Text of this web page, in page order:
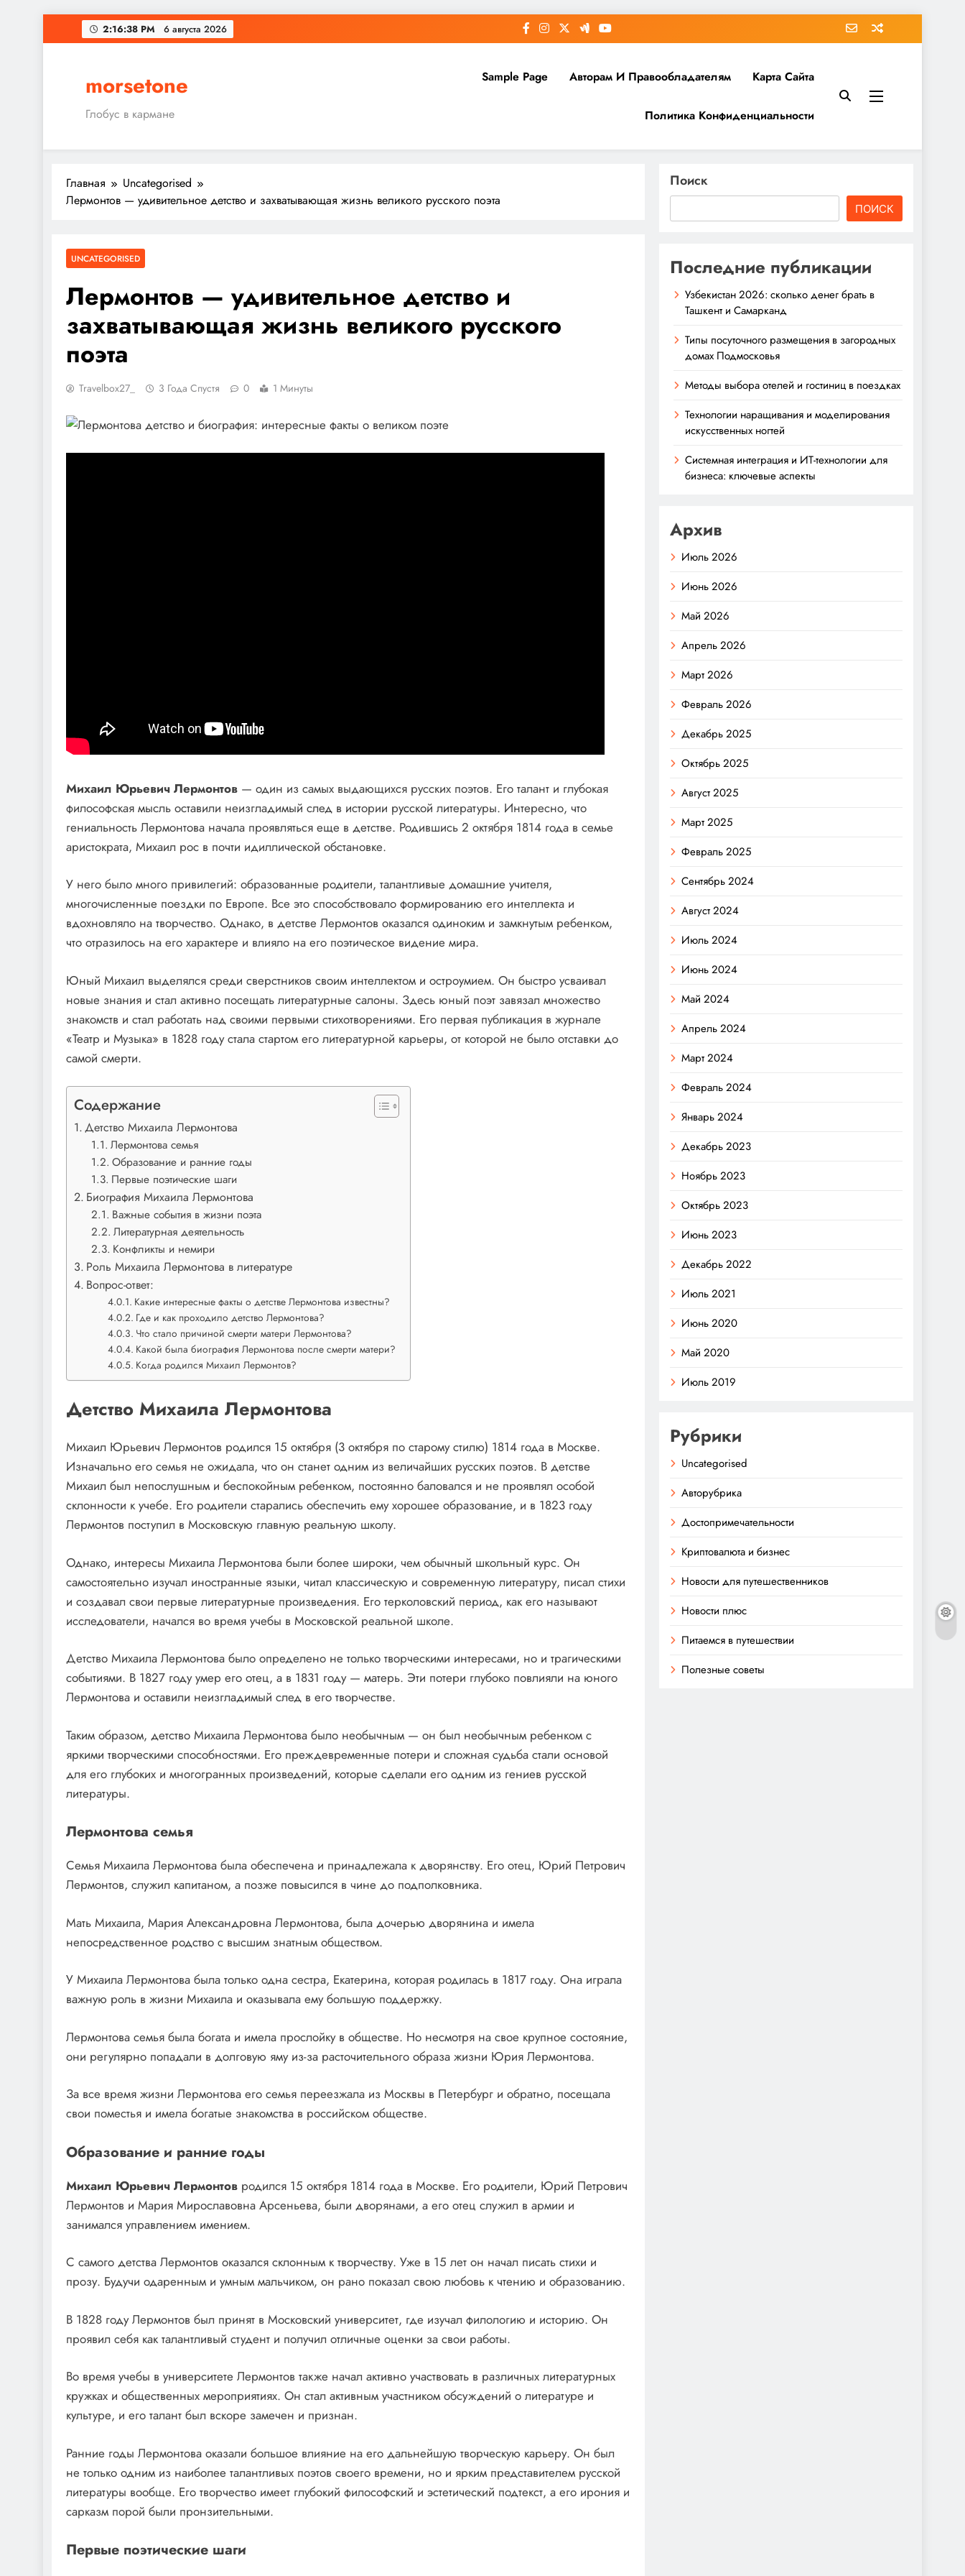
Перейти
к
2:16:39 PM 6 августа 2026
morsetone
Глобус в кармане
Sample Page Авторам И Правообладателям Карта Сайта
Политика Конфиденциальности
Главная
Uncategorised
Лермонтов — удивительное детство и захватывающая жизнь великого русского поэта
UNCATEGORISED
Лермонтов — удивительное детство и
захватывающая жизнь великого русского
поэта
Travelbox27_ 3 Года Спустя 0 1 Минуты
Михаил Юрьевич Лермонтов — один из самых выдающихся русских поэтов. Его талант и глубокая
философская мысль оставили неизгладимый след в истории русской литературы. Интересно, что
гениальность Лермонтова начала проявляться еще в детстве. Родившись 2 октября 1814 года в семье
аристократа, Михаил рос в почти идиллической обстановке.
У него было много привилегий: образованные родители, талантливые домашние учителя,
многочисленные поездки по Европе. Все это способствовало формированию его интеллекта и
вдохновляло на творчество. Однако, в детстве Лермонтов оказался одиноким и замкнутым ребенком,
что отразилось на его характере и влияло на его поэтическое видение мира.
Юный Михаил выделялся среди сверстников своим интеллектом и остроумием. Он быстро усваивал
новые знания и стал активно посещать литературные салоны. Здесь юный поэт завязал множество
знакомств и стал работать над своими первыми стихотворениями. Его первая публикация в журнале
«Театр и Музыка» в 1828 году стала стартом его литературной карьеры, от которой не было отставки до
самой смерти.
Содержание
Детство Михаила Лермонтова
Лермонтова семья
Образование и ранние годы
Первые поэтические шаги
Биография Михаила Лермонтова
Важные события в жизни поэта
Литературная деятельность
Конфликты и немири
Роль Михаила Лермонтова в литературе
Вопрос-ответ:
Какие интересные факты о детстве Лермонтова известны?
Где и как проходило детство Лермонтова?
Что стало причиной смерти матери Лермонтова?
Какой была биография Лермонтова после смерти матери?
Когда родился Михаил Лермонтов?
Детство Михаила Лермонтова
Михаил Юрьевич Лермонтов родился 15 октября (3 октября по старому стилю) 1814 года в Москве.
Изначально его семья не ожидала, что он станет одним из величайших русских поэтов. В детстве
Михаил был непослушным и беспокойным ребенком, постоянно баловался и не проявлял особой
склонности к учебе. Его родители старались обеспечить ему хорошее образование, и в 1823 году
Лермонтов поступил в Московскую главную реальную школу.
Однако, интересы Михаила Лермонтова были более широки, чем обычный школьный курс. Он
самостоятельно изучал иностранные языки, читал классическую и современную литературу, писал стихи
и создавал свои первые литературные произведения. Его терколовский период, как его называют
исследователи, начался во время учебы в Московской реальной школе.
Детство Михаила Лермонтова было определено не только творческими интересами, но и трагическими
событиями. В 1827 году умер его отец, а в 1831 году — матерь. Эти потери глубоко повлияли на юного
Лермонтова и оставили неизгладимый след в его творчестве.
Таким образом, детство Михаила Лермонтова было необычным — он был необычным ребенком с
яркими творческими способностями. Его преждевременные потери и сложная судьба стали основой
для его глубоких и многогранных произведений, которые сделали его одним из гениев русской
литературы.
Лермонтова семья
Семья Михаила Лермонтова была обеспечена и принадлежала к дворянству. Его отец, Юрий Петрович
Лермонтов, служил капитаном, а позже повысился в чине до подполковника.
Мать Михаила, Мария Александровна Лермонтова, была дочерью дворянина и имела
непосредственное родство с высшим знатным обществом.
У Михаила Лермонтова была только одна сестра, Екатерина, которая родилась в 1817 году. Она играла
важную роль в жизни Михаила и оказывала ему большую поддержку.
Лермонтова семья была богата и имела прослойку в обществе. Но несмотря на свое крупное состояние,
они регулярно попадали в долговую яму из-за расточительного образа жизни Юрия Лермонтова.
За все время жизни Лермонтова его семья переезжала из Москвы в Петербург и обратно, посещала
свои поместья и имела богатые знакомства в российском обществе.
Образование и ранние годы
Михаил Юрьевич Лермонтов родился 15 октября 1814 года в Москве. Его родители, Юрий Петрович
Лермонтов и Мария Мирославовна Арсеньева, были дворянами, а его отец служил в армии и
занимался управлением имением.
С самого детства Лермонтов оказался склонным к творчеству. Уже в 15 лет он начал писать стихи и
прозу. Будучи одаренным и умным мальчиком, он рано показал свою любовь к чтению и образованию.
В 1828 году Лермонтов был принят в Московский университет, где изучал филологию и историю. Он
проявил себя как талантливый студент и получил отличные оценки за свои работы.
Во время учебы в университете Лермонтов также начал активно участвовать в различных литературных
кружках и общественных мероприятиях. Он стал активным участником обсуждений о литературе и
культуре, и его талант был вскоре замечен и признан.
Ранние годы Лермонтова оказали большое влияние на его дальнейшую творческую карьеру. Он был
не только одним из наиболее талантливых поэтов своего времени, но и ярким представителем русской
литературы вообще. Его творчество имеет глубокий философский и эстетический подтекст, а его ирония и
сарказм порой были пронзительными.
Первые поэтические шаги
Поиск
ПОИСК
Последние публикации
Узбекистан 2026: сколько денег брать в
Ташкент и Самарканд
Типы посуточного размещения в загородных
домах Подмосковья
Методы выбора отелей и гостиниц в поездках
Технологии наращивания и моделирования
искусственных ногтей
Системная интеграция и ИТ-технологии для
бизнеса: ключевые аспекты
Архив
Июль 2026
Июнь 2026
Май 2026
Апрель 2026
Март 2026
Февраль 2026
Декабрь 2025
Октябрь 2025
Август 2025
Март 2025
Февраль 2025
Сентябрь 2024
Август 2024
Июль 2024
Июнь 2024
Май 2024
Апрель 2024
Март 2024
Февраль 2024
Январь 2024
Декабрь 2023
Ноябрь 2023
Октябрь 2023
Июнь 2023
Декабрь 2022
Июль 2021
Июнь 2020
Май 2020
Июль 2019
Рубрики
Uncategorised
Авторубрика
Достопримечательности
Криптовалюта и бизнес
Новости для путешественников
Новости плюс
Питаемся в путешествии
Полезные советы